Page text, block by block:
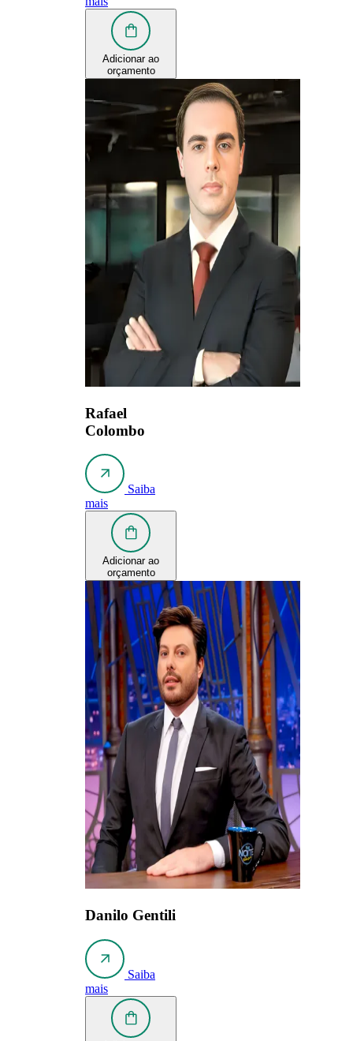
Adicionar ao
orçamento
Rafael
Colombo
Saiba
mais
Adicionar ao
orçamento
Danilo Gentili
Saiba
mais